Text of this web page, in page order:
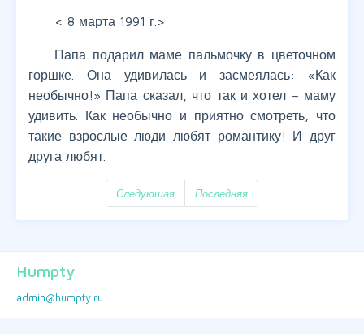
< 8 марта 1991 г.>
Папа подарил маме пальмочку в цветочном
горшке. Она удивилась и засмеялась: «Как
необычно!» Папа сказал, что так и хотел – маму
удивить. Как необычно и приятно смотреть, что
такие взрослые люди любят романтику! И друг
друга любят.
Следующая Последняя
Humpty
admin@humpty.ru